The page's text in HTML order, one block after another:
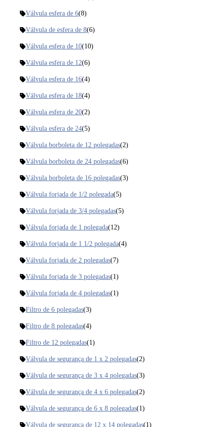
Válvula esfera de 6(8)
Válvula de esfera de 8(6)
Válvula esfera de 10(10)
Válvula esfera de 12(6)
Válvula esfera de 16(4)
Válvula esfera de 18(4)
Válvula esfera de 20(2)
Válvula esfera de 24(5)
Válvula borboleta de 12 polegadas(2)
Válvula borboleta de 24 polegadas(6)
Válvula borboleta de 16 polegadas(3)
Válvula forjada de 1/2 polegada(5)
Válvula forjada de 3/4 polegadas(5)
Válvula forjada de 1 polegada(12)
Válvula forjada de 1 1/2 polegada(4)
Válvula forjada de 2 polegadas(7)
Válvula forjada de 3 polegadas(1)
Válvula forjada de 4 polegadas(1)
Filtro de 6 polegadas(3)
Filtro de 8 polegadas(4)
Filtro de 12 polegadas(1)
Válvula de segurança de 1 x 2 polegadas(2)
Válvula de segurança de 3 x 4 polegadas(3)
Válvula de segurança de 4 x 6 polegadas(2)
Válvula de segurança de 6 x 8 polegadas(1)
Válvula de segurança de 12 x 14 polegadas(1)